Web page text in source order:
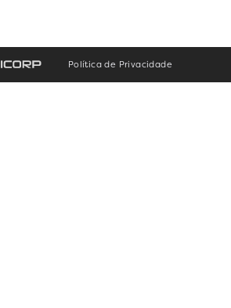
Política de Privacidade